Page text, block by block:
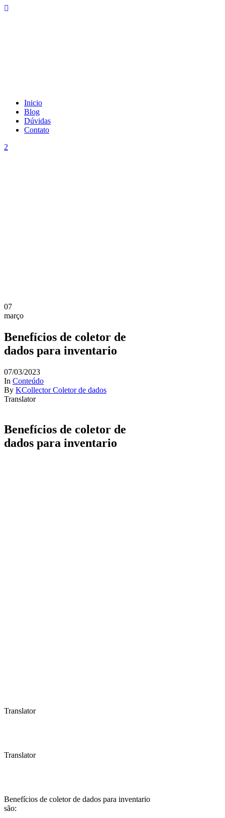
Inicio
Blog
Dúvidas
Contato
07
março
Benefícios de coletor de
dados para inventario
07/03/2023
In Conteúdo
By KCollector Coletor de dados
Translator
Benefícios de coletor de
dados para inventario
Translator
Translator
Benefícios de coletor de dados para inventario
são: